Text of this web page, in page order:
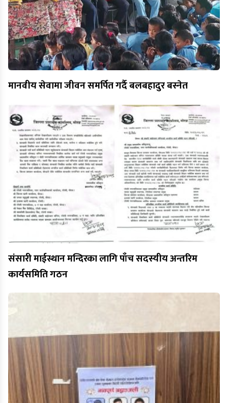
मानवीय सेवामा जीवन समर्पित गर्दै बलबहादुर बस्नेत
संसारी माईस्थान मन्दिरका लागि पाँच सदस्यीय अन्तरिम
कार्यसमिति गठन